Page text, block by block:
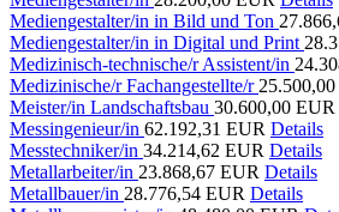
Mediengestalter/in in Bild und Ton
Mediengestalter/in in Digital und Print
Medizinisch-technische/r Assistent/in
Medizinische/r Fachangestellte/r
Meister/in Landschaftsbau 30.600,00 EUR
Messingenieur/in 62.192,31 EUR Details
Messtechniker/in 34.214,62 EUR Details
Metallarbeiter/in 23.868,67 EUR Details
Metallbauer/in 28.776,54 EUR Details